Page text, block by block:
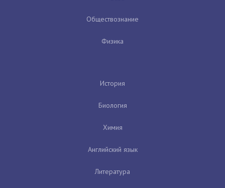
Обществознание
Физика
История
Биология
Химия
Английский язык
Литература